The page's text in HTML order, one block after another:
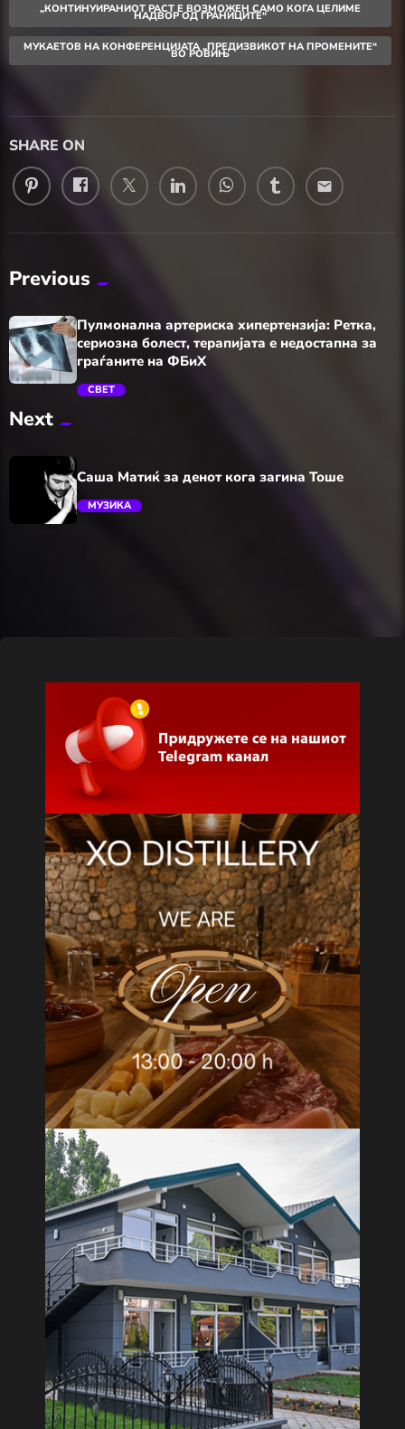
„КОНТИНУИРАНИОТ РАСТ Е ВОЗМОЖЕН САМО КОГА ЦЕЛИМЕ
НАДВОР ОД ГРАНИЦИТЕ“
МУКАЕТОВ НА КОНФЕРЕНЦИЈАТА „ПРЕДИЗВИКОТ НА ПРОМЕНИТЕ“
ВО РОВИЊ
SHARE ON
email
Previous
Пулмонална артериска хипертензија: Ретка,
сериозна болест, терапијата е недостапна за
граѓаните на ФБиХ
СВЕТ
Next
Саша Матиќ за денот кога загина Тоше
МУЗИКА